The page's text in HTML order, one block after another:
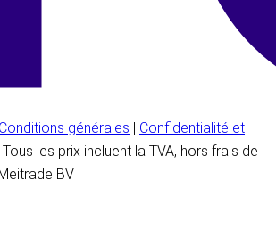
Conditions générales | Confidentialité et
Tous les prix incluent la TVA, hors frais de
BV